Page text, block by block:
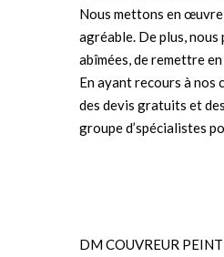
Nous mettons en
agréable. De plus,
abîmées, de remettre
En ayant recours à nos
des devis gratuits et
groupe d’spécialistes
DM COUVREUR